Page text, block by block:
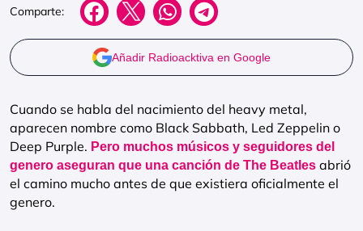
Comparte:
Añadir Radioacktiva en Google
Cuando se habla del nacimiento del heavy metal,
aparecen nombre como Black Sabbath, Led Zeppelin o
Deep Purple. Pero muchos músicos y seguidores del
genero aseguran que una canción de The Beatles abrió
el camino mucho antes de que existiera oficialmente el
genero.